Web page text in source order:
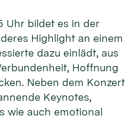
Uhr bildet es in der
Highlight an einem
dazu einlädt, aus
Hoffnung
Neben dem Konzert
Keynotes,
wie auch emotional